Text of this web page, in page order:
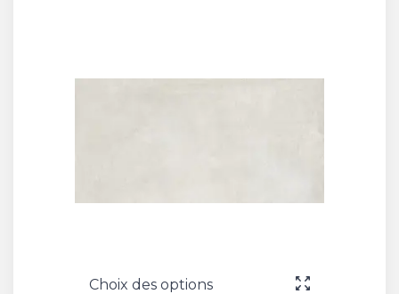
Choix des options